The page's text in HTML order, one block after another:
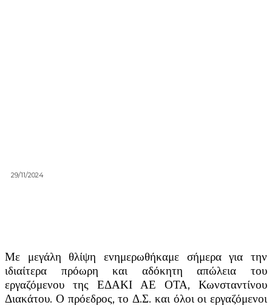
29/11/2024
Με μεγάλη θλίψη ενημερωθήκαμε σήμερα για την
ιδιαίτερα πρόωρη και αδόκητη απώλεια του
εργαζόμενου της ΕΔΑΚΙ ΑΕ ΟΤΑ, Κωνσταντίνου
Διακάτου. Ο πρόεδρος, το Δ.Σ. και όλοι οι εργαζόμενοι